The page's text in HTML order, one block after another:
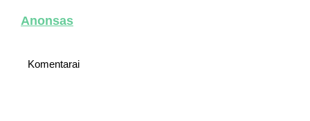
Anonsas
Komentarai